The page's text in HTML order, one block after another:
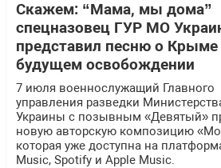
Скажем: “Мама, мы дома”
спецназовец ГУР МО
представил песню о Крыме
будущем освобождении
7 июля военнослужащий Главного
управления разведки
Украины с позывным «Девятый»
новую авторскую композицию
которая уже доступна на
Music, Spotify и Apple Music.